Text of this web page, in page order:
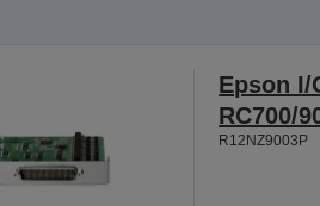
Epson I/
RC700/
R12NZ9003P